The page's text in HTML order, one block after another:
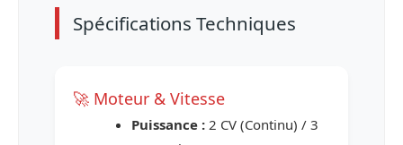
Spécifications Techniques
🚀 Moteur & Vitesse
Puissance : 2 CV (Continu) / 3